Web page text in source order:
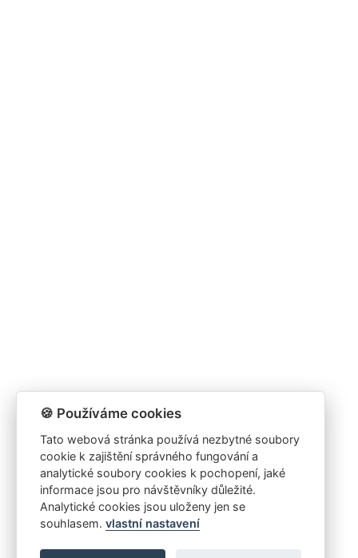
🍪 Používáme cookies
Tato webová stránka používá nezbytné soubory
cookie k zajištění správného fungování a
analytické soubory cookies k pochopení, jaké
informace jsou pro návštěvníky důležité.
Analytické cookies jsou uloženy jen se
souhlasem. vlastní nastavení